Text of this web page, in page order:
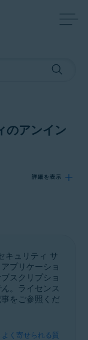
のアンイン
詳細を表示
版
キュリティ サ
プリケーショ
スクリプショ
。ライセンス
をご参照くだ
く寄せられる質